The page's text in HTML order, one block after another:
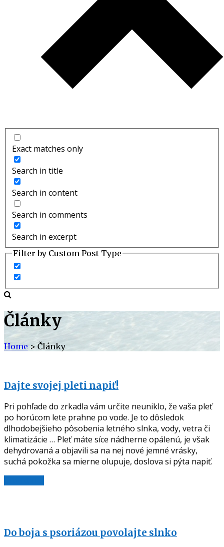
Exact matches only
Search in title
Search in content
Search in comments
Search in excerpt
Filter by Custom Post Type
Články
Home > Články
Dajte svojej pleti napiť!
Pri pohľade do zrkadla vám určite neuniklo, že vaša pleť
po horúcom lete prahne po vode. Je to dôsledok
dlhodobejšieho pôsobenia letného slnka, vody, vetra či
klimatizácie … Pleť máte síce nádherne opálenú, je však
dehydrovaná a objavili sa na nej nové jemné vrásky,
suchá pokožka sa mierne olupuje, doslova si pýta napiť.
Do boja s psoriázou povolajte slnko